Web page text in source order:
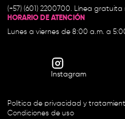
(+57) (601) 2200700. Línea gratuita
HORARIO DE ATENCIÓN
Lunes a viernes de 8:00 a.m. a
Instagram
Política de privacidad y
Condiciones de uso